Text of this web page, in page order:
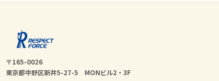
〒165-0026
東京都中野区新井5-27-5 MONビル2・3F